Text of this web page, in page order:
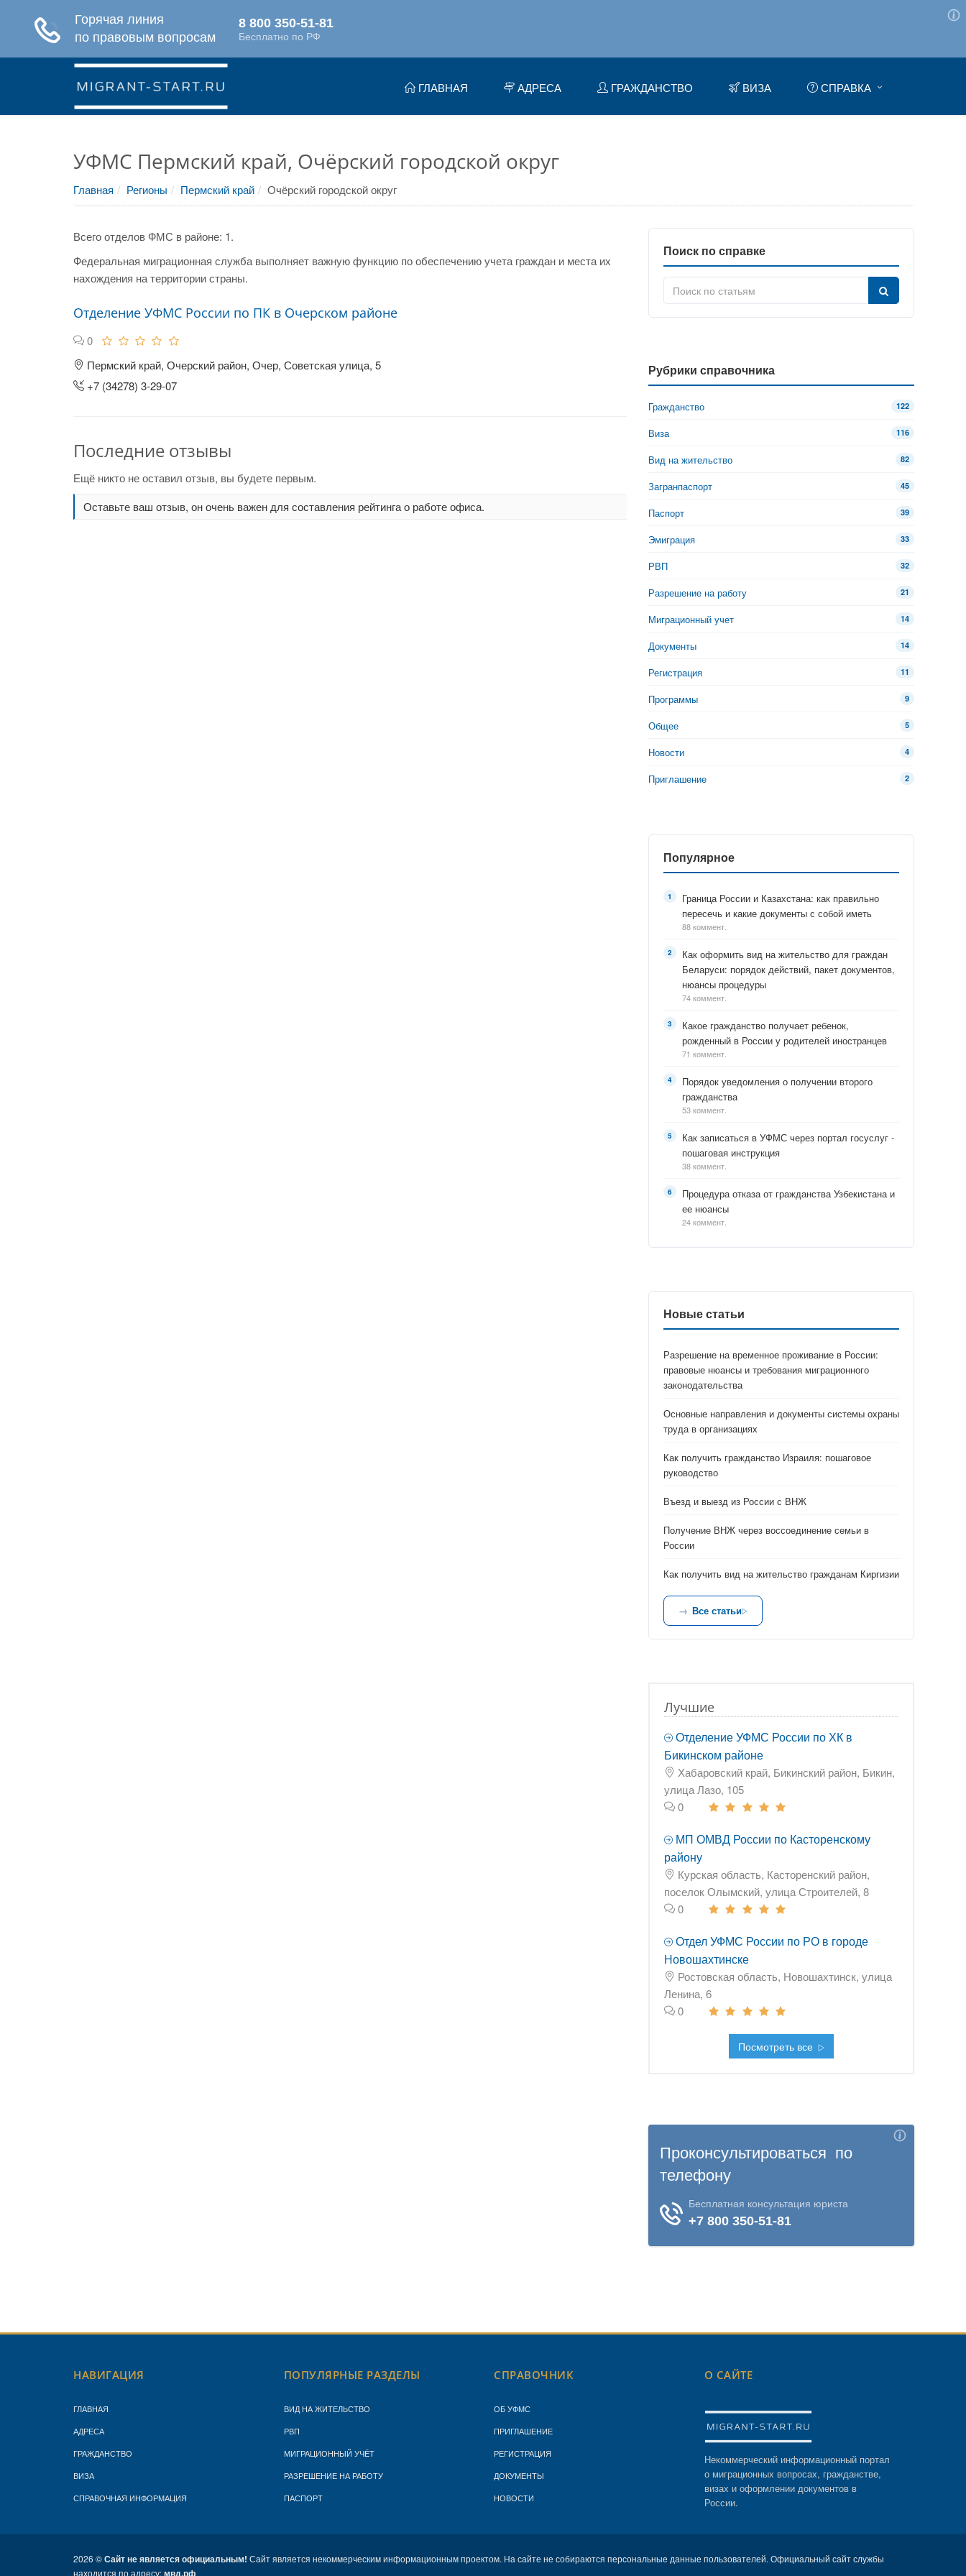
ГЛАВНАЯ АДРЕСА ГРАЖДАНСТВО ВИЗА СПРАВКА
УФМС Пермский край, Очёрский городской округ
Главная Регионы Пермский край Очёрский городской округ
Всего отделов ФМС в районе: 1.
Федеральная миграционная служба выполняет важную функцию по обеспечению учета граждан и места их
нахождения на территории страны.
Отделение УФМС России по ПК в Очерском районе
0
Пермский край, Очерский район, Очер, Советская улица, 5
+7 (34278) 3-29-07
Последние отзывы
Ещё никто не оставил отзыв, вы будете первым.
Оставьте ваш отзыв, он очень важен для составления рейтинга о работе офиса.
Поиск по справке
Рубрики справочника
Гражданство 122
Виза 116
Вид на жительство 82
Загранпаспорт 45
Паспорт 39
Эмиграция 33
РВП 32
Разрешение на работу 21
Миграционный учет 14
Документы 14
Регистрация 11
Программы 9
Общее 5
Новости 4
Приглашение 2
Популярное
Граница России и Казахстана: как правильно
пересечь и какие документы с собой иметь
88 коммент.
Как оформить вид на жительство для граждан
Беларуси: порядок действий, пакет документов,
нюансы процедуры
74 коммент.
Какое гражданство получает ребенок,
рожденный в России у родителей иностранцев
71 коммент.
Порядок уведомления о получении второго
гражданства
53 коммент.
Как записаться в УФМС через портал госуслуг -
пошаговая инструкция
38 коммент.
Процедура отказа от гражданства Узбекистана и
ее нюансы
24 коммент.
Новые статьи
Разрешение на временное проживание в России:
правовые нюансы и требования миграционного
законодательства
Основные направления и документы системы охраны
труда в организациях
Как получить гражданство Израиля: пошаговое
руководство
Въезд и выезд из России с ВНЖ
Получение ВНЖ через воссоединение семьи в
России
Как получить вид на жительство гражданам Киргизии
Все статьи
Лучшие
Отделение УФМС России по ХК в
Бикинском районе
Хабаровский край, Бикинский район, Бикин,
улица Лазо, 105
0
МП ОМВД России по Касторенскому
району
Курская область, Касторенский район,
поселок Олымский, улица Строителей, 8
0
Отдел УФМС России по РО в городе
Новошахтинске
Ростовская область, Новошахтинск, улица
Ленина, 6
0
Посмотреть все
НАВИГАЦИЯ
ГЛАВНАЯ
АДРЕСА
ГРАЖДАНСТВО
ВИЗА
СПРАВОЧНАЯ ИНФОРМАЦИЯ
ПОПУЛЯРНЫЕ РАЗДЕЛЫ
ВИД НА ЖИТЕЛЬСТВО
РВП
МИГРАЦИОННЫЙ УЧЁТ
РАЗРЕШЕНИЕ НА РАБОТУ
ПАСПОРТ
СПРАВОЧНИК
ОБ УФМС
ПРИГЛАШЕНИЕ
РЕГИСТРАЦИЯ
ДОКУМЕНТЫ
НОВОСТИ
О САЙТЕ
Некоммерческий информационный портал
о миграционных вопросах, гражданстве,
визах и оформлении документов в
России.
2026 ©Сайт не является официальным! Сайт является некоммерческим информационным проектом. На сайте не собираются персональные данные пользователей. Официальный сайт службы
находится по адресу:мвд.рф